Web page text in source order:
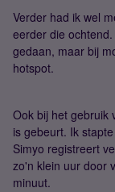
Verder had ik wel
eerder die
gedaan, maar bij
hotspot.
Ook bij het gebruik
is gebeurt. Ik
Simyo registreert
zo'n klein uur door
minuut.